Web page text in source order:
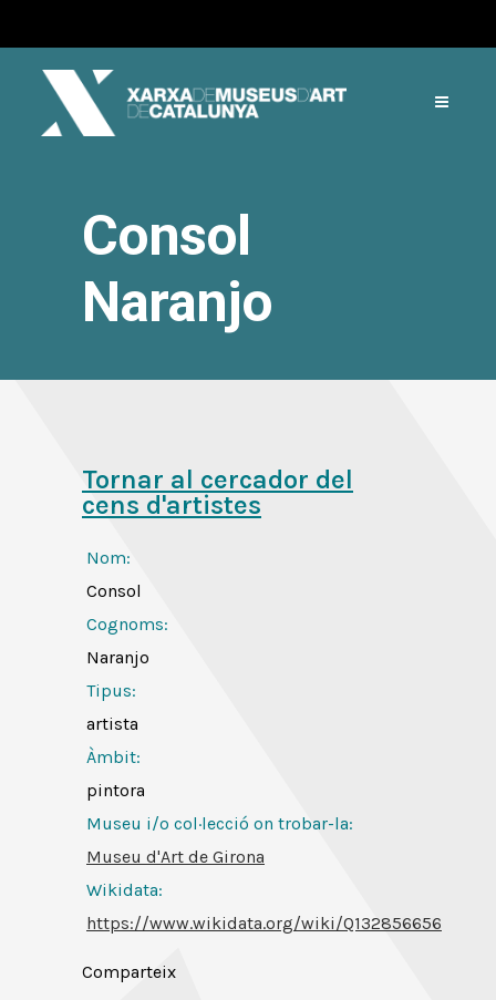
Consol
Naranjo
Tornar al cercador del
cens d'artistes
Nom:
Consol
Cognoms:
Naranjo
Tipus:
artista
Àmbit:
pintora
Museu i/o col·lecció on trobar-la:
Museu d'Art de Girona
Wikidata:
https://www.wikidata.org/wiki/Q132856656
Comparteix